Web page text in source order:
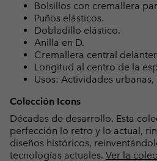
Bolsillos con cremallera
Puños elásticos.
Dobladillo elástico.
Anilla en D.
Cremallera central
Longitud al centro de la
Usos: Actividades urbanas,
Colección Icons
Décadas de desarrollo. Esta
perfección lo retro y lo actual,
diseños históricos,
tecnologías actuales. Ver la